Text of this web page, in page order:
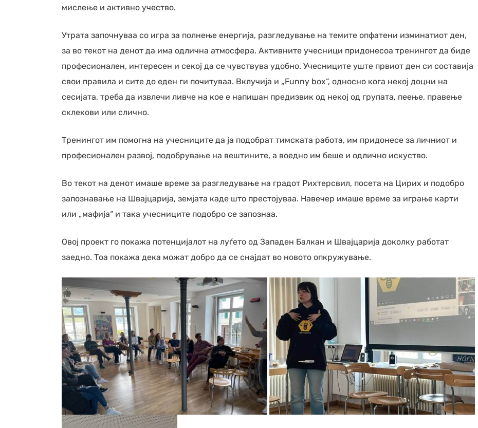
мислење и активно учество.
Утрата започнуваа со игра за полнење енергија, разгледување на темите опфатени изминатиот ден,
за во текот на денот да има одлична атмосфера. Активните учесници придонесоа тренингот да биде
професионален, интересен и секој да се чувствува удобно. Учесниците уште првиот ден си составија
свои правила и сите до еден ги почитуваа. Вклучија и „Funny box“, односно кога некој доцни на
сесијата, треба да извлечи ливче на кое е напишан предизвик од некој од групата, пеење, правење
склекови или слично.
Тренингот им помогна на учесниците да ја подобрат тимската работа, им придонесе за личниот и
професионален развој, подобрување на вештините, а воедно им беше и одлично искуство.
Во текот на денот имаше време за разгледување на градот Рихтерсвил, посета на Цирих и подобро
запознавање на Швајцарија, земјата каде што престојуваа. Навечер имаше време за играње карти
или „мафија“ и така учесниците подобро се запознаа.
Овој проект го покажа потенцијалот на луѓето од Западен Балкан и Швајцарија доколку работат
заедно. Тоа покажа дека можат добро да се снајдат во новото опкружување.
Е-билтен
Пријавете се на Е-билтенот за да ги добивате
најновите информации во врска со ОЖО Свети
Николе.
Затвори